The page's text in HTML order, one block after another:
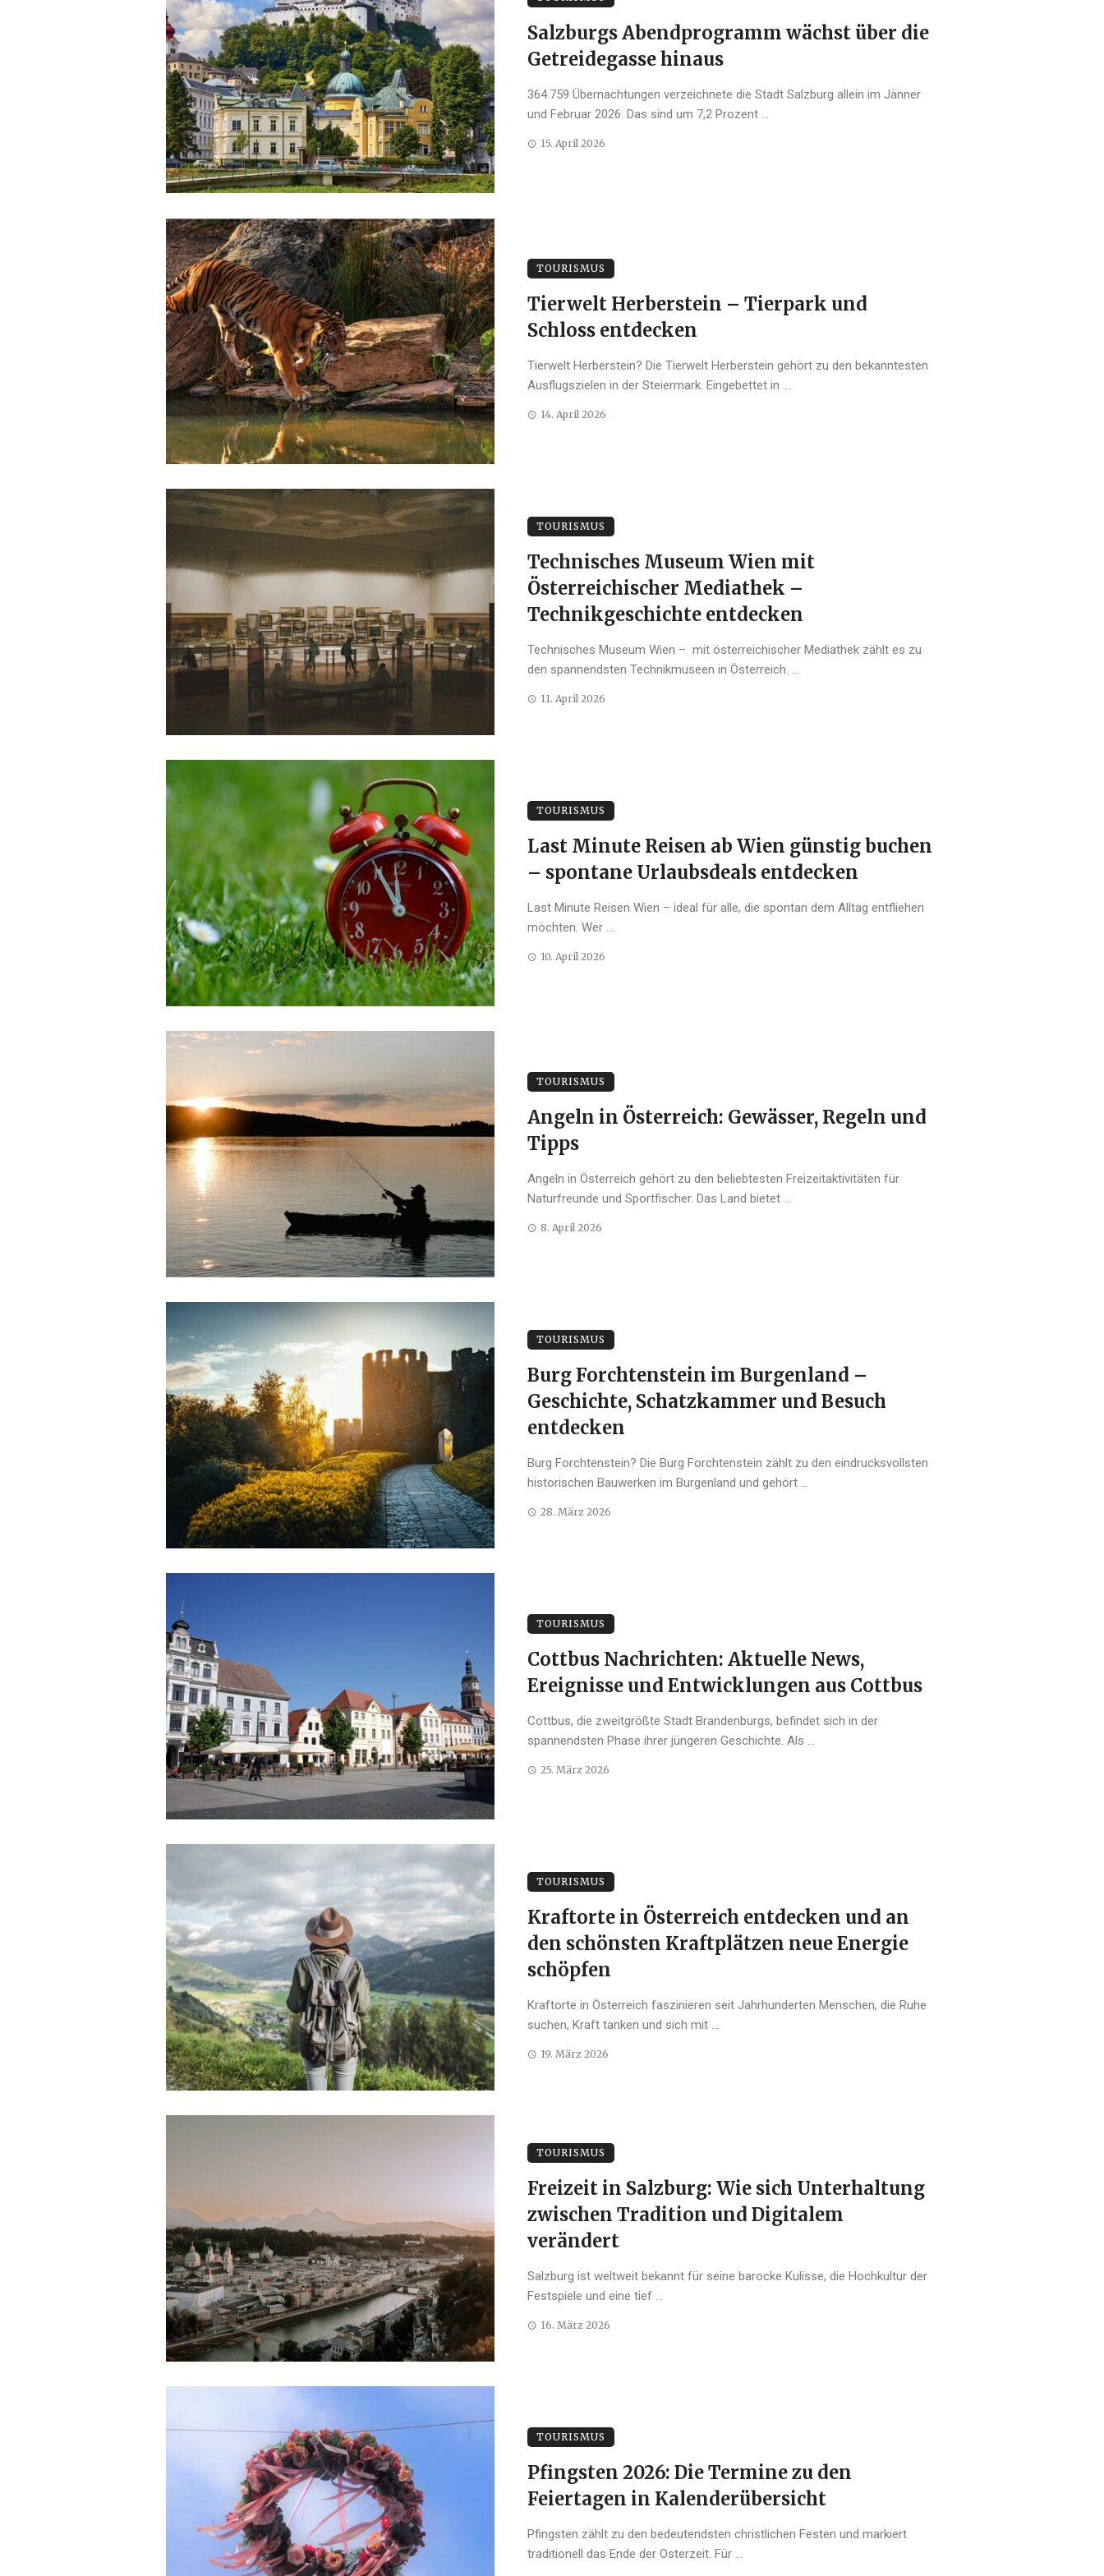
Salzburgs Abendprogramm wächst über die
Getreidegasse hinaus
364.759 Übernachtungen verzeichnete die Stadt Salzburg allein im Jänner
und Februar 2026. Das sind um 7,2 Prozent ...
15. April 2026
TOURISMUS
Tierwelt Herberstein – Tierpark und
Schloss entdecken
Tierwelt Herberstein? Die Tierwelt Herberstein gehört zu den bekanntesten
Ausflugszielen in der Steiermark. Eingebettet in ...
14. April 2026
TOURISMUS
Technisches Museum Wien mit
Österreichischer Mediathek –
Technikgeschichte entdecken
Technisches Museum Wien – mit österreichischer Mediathek zählt es zu
den spannendsten Technikmuseen in Österreich. ...
11. April 2026
TOURISMUS
Last Minute Reisen ab Wien günstig buchen
– spontane Urlaubsdeals entdecken
Last Minute Reisen Wien – ideal für alle, die spontan dem Alltag entfliehen
möchten. Wer ...
10. April 2026
TOURISMUS
Angeln in Österreich: Gewässer, Regeln und
Tipps
Angeln in Österreich gehört zu den beliebtesten Freizeitaktivitäten für
Naturfreunde und Sportfischer. Das Land bietet ...
8. April 2026
TOURISMUS
Burg Forchtenstein im Burgenland –
Geschichte, Schatzkammer und Besuch
entdecken
Burg Forchtenstein? Die Burg Forchtenstein zählt zu den eindrucksvollsten
historischen Bauwerken im Burgenland und gehört ...
28. März 2026
TOURISMUS
Cottbus Nachrichten: Aktuelle News,
Ereignisse und Entwicklungen aus Cottbus
Cottbus, die zweitgrößte Stadt Brandenburgs, befindet sich in der
spannendsten Phase ihrer jüngeren Geschichte. Als ...
25. März 2026
TOURISMUS
Kraftorte in Österreich entdecken und an
den schönsten Kraftplätzen neue Energie
schöpfen
Kraftorte in Österreich faszinieren seit Jahrhunderten Menschen, die Ruhe
suchen, Kraft tanken und sich mit ...
19. März 2026
TOURISMUS
Freizeit in Salzburg: Wie sich Unterhaltung
zwischen Tradition und Digitalem
verändert
Salzburg ist weltweit bekannt für seine barocke Kulisse, die Hochkultur der
Festspiele und eine tief ...
16. März 2026
TOURISMUS
Pfingsten 2026: Die Termine zu den
Feiertagen in Kalenderübersicht
Pfingsten zählt zu den bedeutendsten christlichen Festen und markiert
traditionell das Ende der Osterzeit. Für ...